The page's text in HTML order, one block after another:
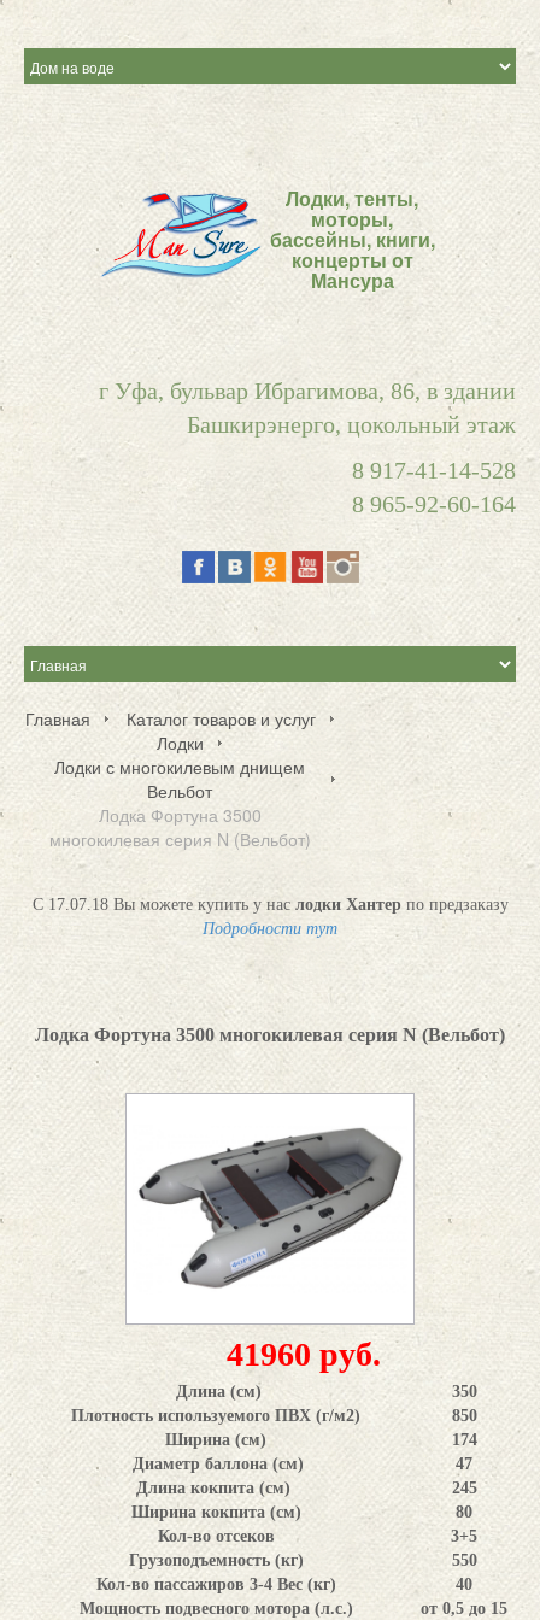
Лодки, тенты,
моторы,
бассейны, книги,
концерты от
Мансура
г Уфа, бульвар Ибрагимова, 86, в здании
Башкирэнерго, цокольный этаж
8 917-41-14-528
8 965-92-60-164
Главная
Каталог товаров и услуг
Лодки
Лодки с многокилевым днищем
Вельбот
Лодка Фортуна 3500
многокилевая серия N (Вельбот)
С 17.07.18 Вы можете купить у нас лодки Хантер по предзаказу
Подробности тут
Лодка Фортуна 3500 многокилевая серия N (Вельбот)
41960 руб.
Длина (см)
Плотность используемого ПВХ (г/м2)
Ширина (см)
Диаметр баллона (см)
Длина кокпита (см)
Ширина кокпита (см)
Кол-во отсеков
Грузоподъемность (кг)
Кол-во пассажиров 3-4 Вес (кг)
Мощность подвесного мотора (л.с.)
350
850
174
47
245
80
3+5
550
40
от 0,5 до 15